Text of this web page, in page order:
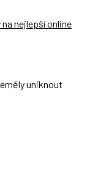
nejlepší online
uniknout